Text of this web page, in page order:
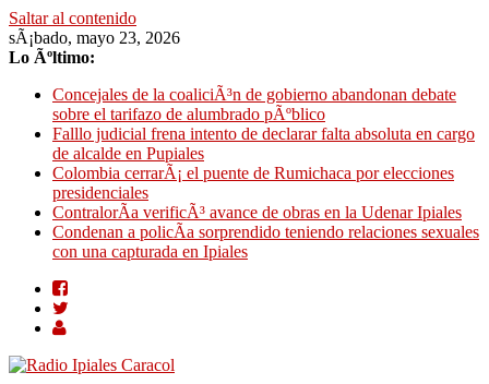
Saltar al contenido
sÃ¡bado, mayo 23, 2026
Lo Ãºltimo:
Concejales de la coaliciÃ³n de gobierno abandonan debate
sobre el tarifazo de alumbrado pÃºblico
Falllo judicial frena intento de declarar falta absoluta en cargo
de alcalde en Pupiales
Colombia cerrarÃ¡ el puente de Rumichaca por elecciones
presidenciales
ContralorÃ­a verificÃ³ avance de obras en la Udenar Ipiales
Condenan a policÃ­a sorprendido teniendo relaciones sexuales
con una capturada en Ipiales